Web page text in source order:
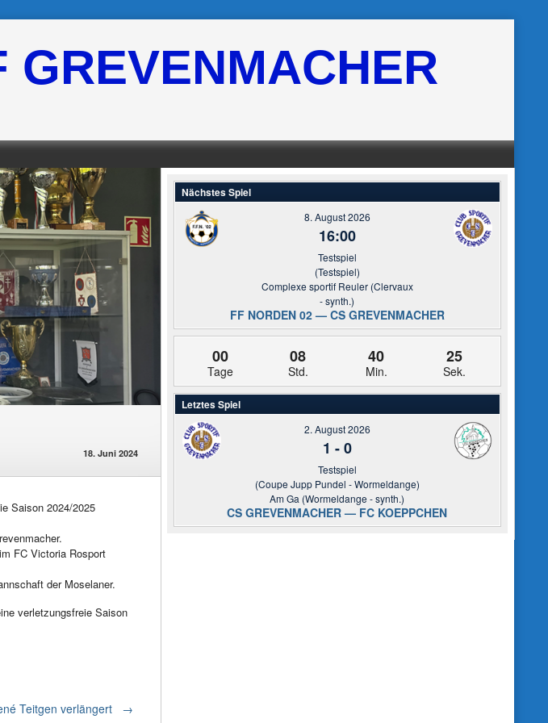
GREVENMACHER
18. Juni 2024
Saison 2024/2025
FC Victoria Rosport
der Moselaner.
verletzungsfreie Saison
Teitgen verlängert →
Nächstes Spiel
8. August 2026
16:00
Testspiel
(Testspiel)
Complexe sportif Reuler (Clervaux
- synth.)
FF NORDEN 02 — CS GREVENMACHER
00
Tage
08
Std.
40
Min.
24
Sek.
Letztes Spiel
2. August 2026
1 -0
Testspiel
(Coupe Jupp Pundel - Wormeldange)
Am Ga (Wormeldange - synth.)
CS GREVENMACHER — FC KOEPPCHEN